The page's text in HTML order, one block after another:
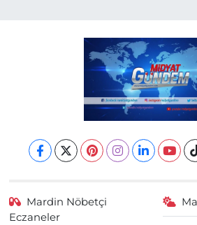
Mardin Nöbetçi
Eczaneler